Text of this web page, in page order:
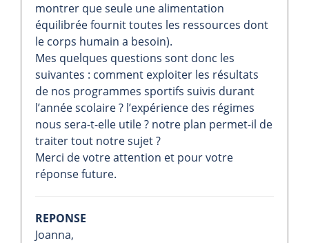
montrer que seule une alimentation
équilibrée fournit toutes les ressources dont
le corps humain a besoin).
Mes quelques questions sont donc les
suivantes : comment exploiter les résultats
de nos programmes sportifs suivis durant
l’année scolaire ? l’expérience des régimes
nous sera-t-elle utile ? notre plan permet-il de
traiter tout notre sujet ?
Merci de votre attention et pour votre
réponse future.
REPONSE
Joanna,